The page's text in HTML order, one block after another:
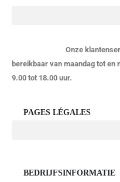
Onze
bereikbaar van maandag tot en
9.00 tot 18.00 uur.
PAGES LÉGALES
BEDRIJFSINFORMATIE